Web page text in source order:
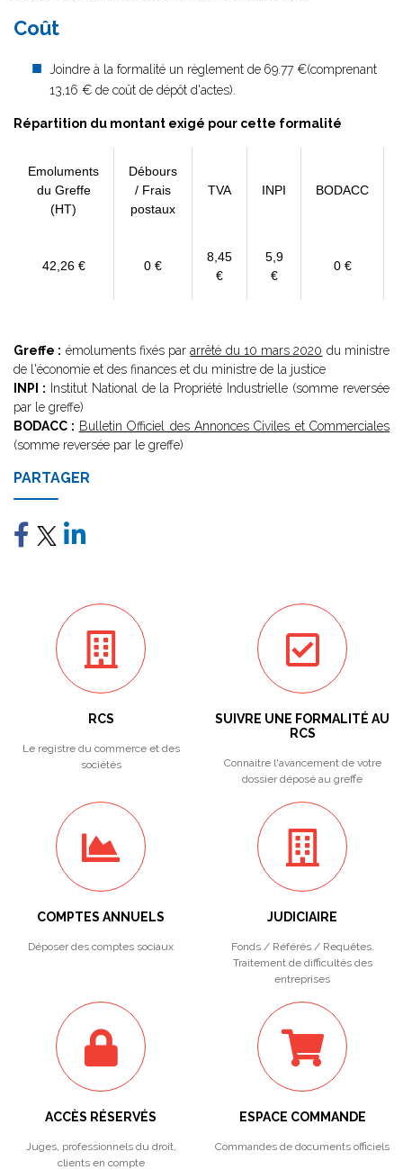
Coût
Joindre à la formalité un règlement de 69.77 €(comprenant
13,16 € de coût de dépôt d'actes).
Répartition du montant exigé pour cette formalité
Emoluments
du Greffe
(HT)
Débours
/ Frais
postaux
TVA INPI BODACC
42,26 € 0 €
8,45
€
5,9
€
0 €
Greffe : émoluments fixés pararrêté du 10 mars 2020 du ministre
de l'économie et des finances et du ministre de la justice
INPI : Institut National de la Propriété Industrielle (somme reversée
par le greffe)
BODACC : Bulletin Officiel des Annonces Civiles et Commerciales
(somme reversée par le greffe)
PARTAGER
RCS
Le registre du commerce et des
sociétés
SUIVRE UNE FORMALITÉ AU
RCS
Connaitre l'avancement de votre
dossier déposé au greffe
COMPTES ANNUELS
Déposer des comptes sociaux
JUDICIAIRE
Fonds / Référés / Requêtes.
Traitement de difficultés des
entreprises
ACCÈS RÉSERVÉS
Juges, professionnels du droit,
clients en compte
ESPACE COMMANDE
Commandes de documents officiels